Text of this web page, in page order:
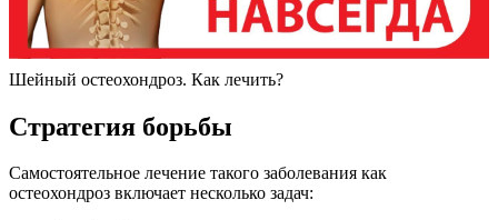
Шейный остеохондроз. Как лечить?
Стратегия борьбы
Самостоятельное лечение такого заболевания как
остеохондроз включает несколько задач: